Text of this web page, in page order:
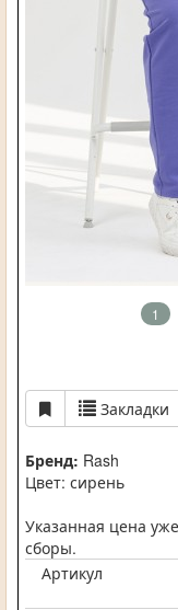
1
Закладки
Бренд: Rash
Цвет: сирень
Указанная цена
сборы.
Артикул